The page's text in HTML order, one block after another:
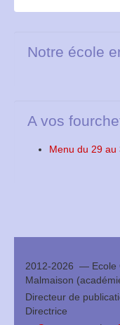
Notre école
A vos
Menu du 29 au
2012-2026 — Ecole
Malmaison
Directeur de
Directrice